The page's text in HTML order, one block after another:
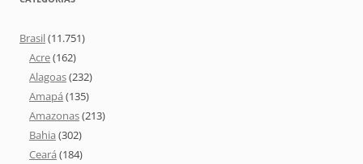
Brasil(11.751)
Acre(162)
Alagoas(232)
Amapá (135)
Amazonas(213)
Bahia (302)
Ceará (184)